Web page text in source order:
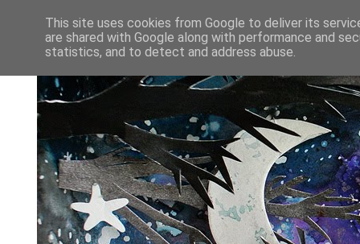
This site uses cookies from Google to deliver its
are shared with Google along with performance and
statistics, and to detect and address abuse.